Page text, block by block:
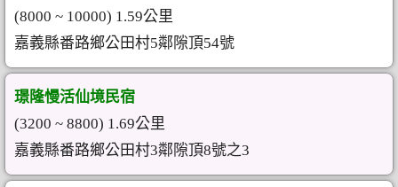
(8000 ~ 10000) 1.59公里
嘉義縣番路鄉公田村5鄰隙頂54號
璟隆慢活仙境民宿
(3200 ~ 8800) 1.69公里
嘉義縣番路鄉公田村3鄰隙頂8號之3